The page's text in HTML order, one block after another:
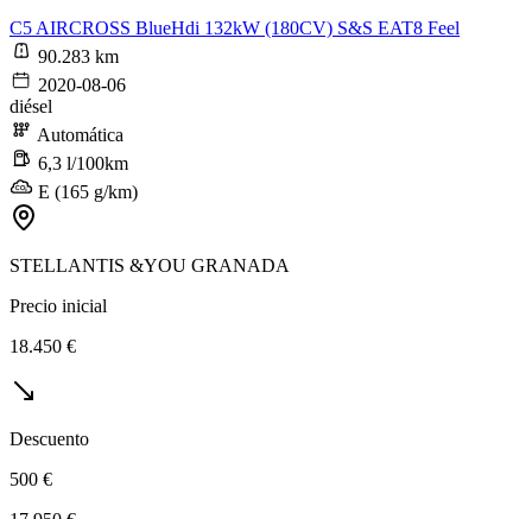
C5 AIRCROSS BlueHdi 132kW (180CV) S&S EAT8 Feel
90.283 km
2020-08-06
diésel
Automática
6,3 l/100km
E (165 g/km)
STELLANTIS &YOU GRANADA
Precio inicial
18.450 €
Descuento
500 €